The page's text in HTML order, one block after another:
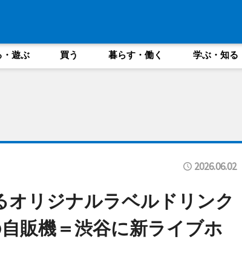
・遊ぶ 買う 暮らす・働く 学ぶ・知る
2026.06.02
オリジナルラベルドリンク
販機＝渋谷に新ライブホ